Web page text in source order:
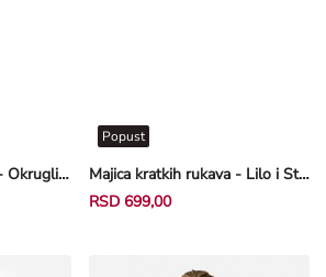
Majica kratkih rukava - Okrugli izrez - ljubičasta
Majica kratkih rukava - Lilo i Stič - bela
Popust
RSD 699,00